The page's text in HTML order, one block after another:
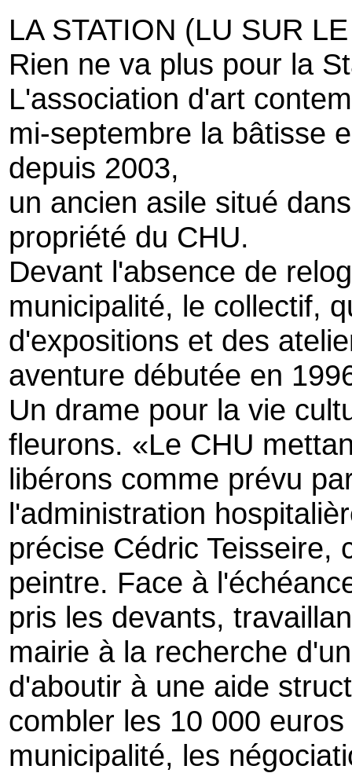
LA STATION (LU SUR
Rien ne va plus pour la
L'association d'art
mi-septembre la bâtisse
depuis 2003,
un ancien asile situé
propriété du CHU.
Devant l'absence de
municipalité, le collectif,
d'expositions et des
aventure débutée en
Un drame pour la vie
fleurons. «Le CHU
libérons comme prévu
l'administration
précise Cédric Teisseire,
peintre. Face à
pris les devants,
mairie à la recherche
d'aboutir à une aide
combler les 10 000
municipalité, les